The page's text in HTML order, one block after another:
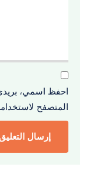
احفظ اسمي، بريدي
المتصفح